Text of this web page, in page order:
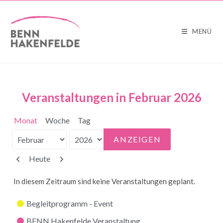
MENÜ
Veranstaltungen in Februar 2026
Monat Woche Tag
Monat
Jahr
Zurück
Heute Weiter
In diesem Zeitraum sind keine Veranstaltungen geplant.
Kategorien
Begleitprogramm - Event
BENN Hakenfelde Veranstaltung